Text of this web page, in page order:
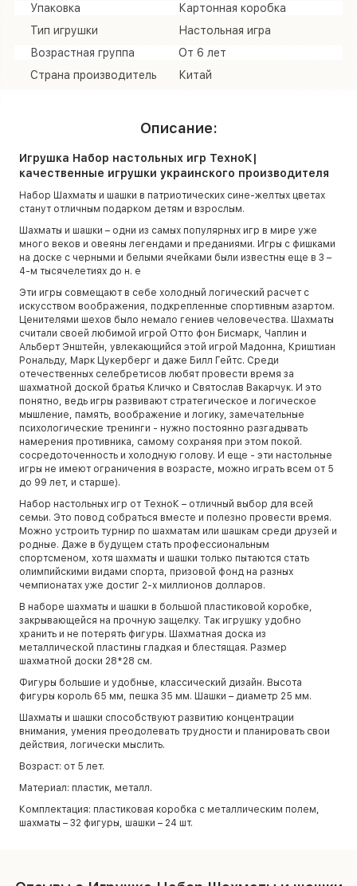
Упаковка
Картонная коробка
Тип игрушки
Настольная игра
Возрастная группа
От 6 лет
Страна производитель
Китай
Описание:
Игрушка Набор настольных игр ТехноК|
качественные игрушки украинского производителя
Набор Шахматы и шашки в патриотических сине-желтых цветах
станут отличным подарком детям и взрослым.
Шахматы и шашки – одни из самых популярных игр в мире уже
много веков и овеяны легендами и преданиями. Игры с фишками
на доске с черными и белыми ячейками были известны еще в 3 –
4-м тысячелетиях до н. е
Эти игры совмещают в себе холодный логический расчет с
искусством воображения, подкрепленные спортивным азартом.
Ценителями шехов было немало гениев человечества. Шахматы
считали своей любимой игрой Отто фон Бисмарк, Чаплин и
Альберт Энштейн, увлекающийся этой игрой Мадонна, Криштиан
Рональду, Марк Цукерберг и даже Билл Гейтс. Среди
отечественных селебретисов любят провести время за
шахматной доской братья Кличко и Святослав Вакарчук. И это
понятно, ведь игры развивают стратегическое и логическое
мышление, память, воображение и логику, замечательные
психологические тренинги - нужно постоянно разгадывать
намерения противника, самому сохраняя при этом покой.
сосредоточенность и холодную голову. И еще - эти настольные
игры не имеют ограничения в возрасте, можно играть всем от 5
до 99 лет, и старше).
Набор настольных игр от ТехноК – отличный выбор для всей
семьи. Это повод собраться вместе и полезно провести время.
Можно устроить турнир по шахматам или шашкам среди друзей и
родные. Даже в будущем стать профессиональным
спортсменом, хотя шахматы и шашки только пытаются стать
олимпийскими видами спорта, призовой фонд на разных
чемпионатах уже достиг 2-х миллионов долларов.
В наборе шахматы и шашки в большой пластиковой коробке,
закрывающейся на прочную защелку. Так игрушку удобно
хранить и не потерять фигуры. Шахматная доска из
металлической пластины гладкая и блестящая. Размер
шахматной доски 28*28 см.
Фигуры большие и удобные, классический дизайн. Высота
фигуры король 65 мм, пешка 35 мм. Шашки – диаметр 25 мм.
Шахматы и шашки способствуют развитию концентрации
внимания, умения преодолевать трудности и планировать свои
действия, логически мыслить.
Возраст: от 5 лет.
Материал: пластик, металл.
Комплектация: пластиковая коробка с металлическим полем,
шахматы – 32 фигуры, шашки – 24 шт.